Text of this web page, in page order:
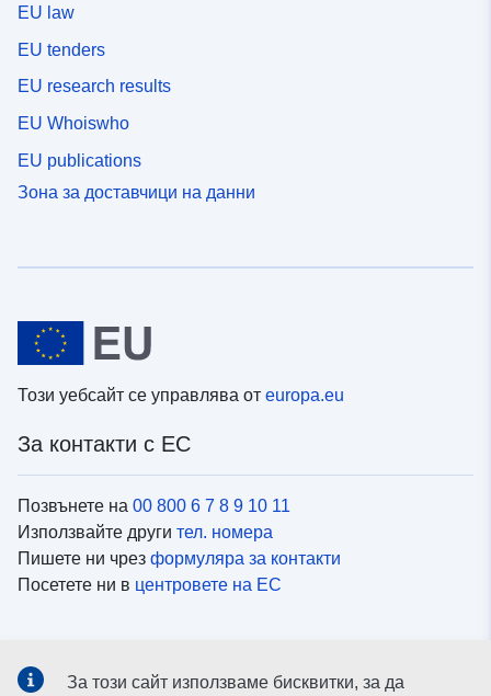
EU law
EU tenders
EU research results
EU Whoiswho
EU publications
Зона за доставчици на данни
Този уебсайт се управлява от europa.eu
За контакти с ЕС
Позвънете на 00 800 6 7 8 9 10 11
Използвайте други тел. номера
Пишете ни чрез формуляра за контакти
Посетете ни в центровете на ЕС
За този сайт използваме бисквитки, за да